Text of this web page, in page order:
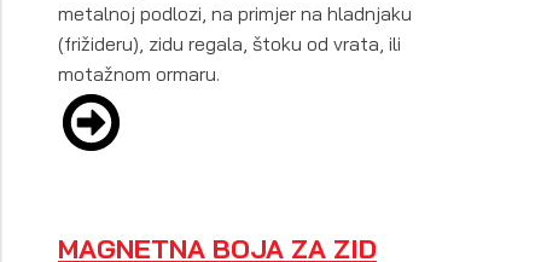
metalnoj podlozi, na primjer na hladnjaku
(frižideru), zidu regala, štoku od vrata, ili
motažnom ormaru.
MAGNETNA BOJA ZA ZID